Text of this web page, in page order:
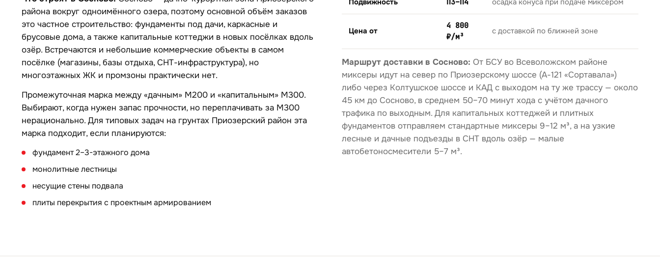
района вокруг одноимённого озера, поэтому основной объём заказов
это частное строительство: фундаменты под дачи, каркасные и
брусовые дома, а также капитальные коттеджи в новых посёлках вдоль
озёр. Встречаются и небольшие коммерческие объекты в самом
посёлке (магазины, базы отдыха, СНТ-инфраструктура), но
многоэтажных ЖК и промзоны практически нет.
Промежуточная марка между «дачным» М200 и «капитальным» М300.
Выбирают, когда нужен запас прочности, но переплачивать за М300
нерационально. Для типовых задач на грунтах Приозерский район эта
марка подходит, если планируются:
фундамент 2–3-этажного дома
монолитные лестницы
несущие стены подвала
плиты перекрытия с проектным армированием
Цена от
4 800
₽/м³
с доставкой по ближней зоне
Маршрут доставки в Сосново: От БСУ во Всеволожском районе
миксеры идут на север по Приозерскому шоссе (А-121 «Сортавала»)
либо через Колтушское шоссе и КАД с выходом на ту же трассу — около
45 км до Сосново, в среднем 50–70 минут хода с учётом дачного
трафика по выходным. Для капитальных коттеджей и плитных
фундаментов отправляем стандартные миксеры 9–12 м³, а на узкие
лесные и дачные подъезды в СНТ вдоль озёр — малые
автобетоносмесители 5–7 м³.